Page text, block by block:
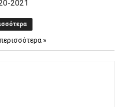
2021
»